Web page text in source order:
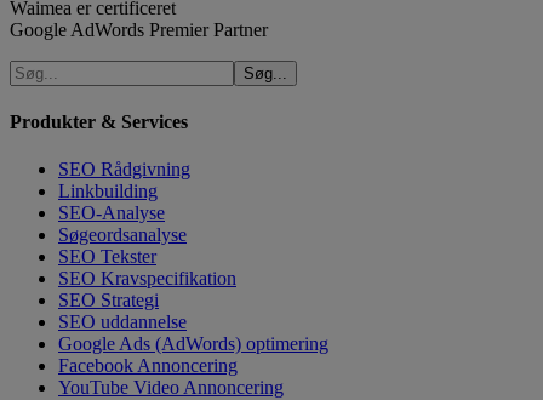
Waimea er certificeret
Google AdWords Premier Partner
Produkter & Services
SEO Rådgivning
Linkbuilding
SEO-Analyse
Søgeordsanalyse
SEO Tekster
SEO Kravspecifikation
SEO Strategi
SEO uddannelse
Google Ads (AdWords) optimering
Facebook Annoncering
YouTube Video Annoncering